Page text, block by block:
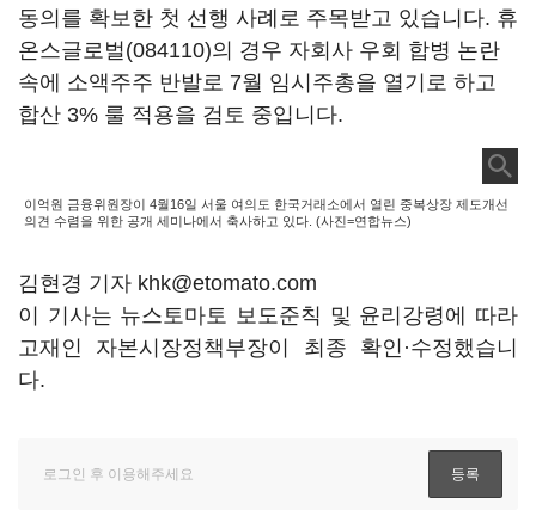
동의를 확보한 첫 선행 사례로 주목받고 있습니다. 휴
온스글로벌(084110)의 경우 자회사 우회 합병 논란
속에 소액주주 반발로 7월 임시주총을 열기로 하고
합산 3% 룰 적용을 검토 중입니다.
이억원 금융위원장이 4월16일 서울 여의도 한국거래소에서 열린 중복상장 제도개선
의견 수렴을 위한 공개 세미나에서 축사하고 있다. (사진=연합뉴스)
김현경 기자 khk@etomato.com
이 기사는 뉴스토마토 보도준칙 및 윤리강령에 따라
고재인 자본시장정책부장이 최종 확인·수정했습니
다.